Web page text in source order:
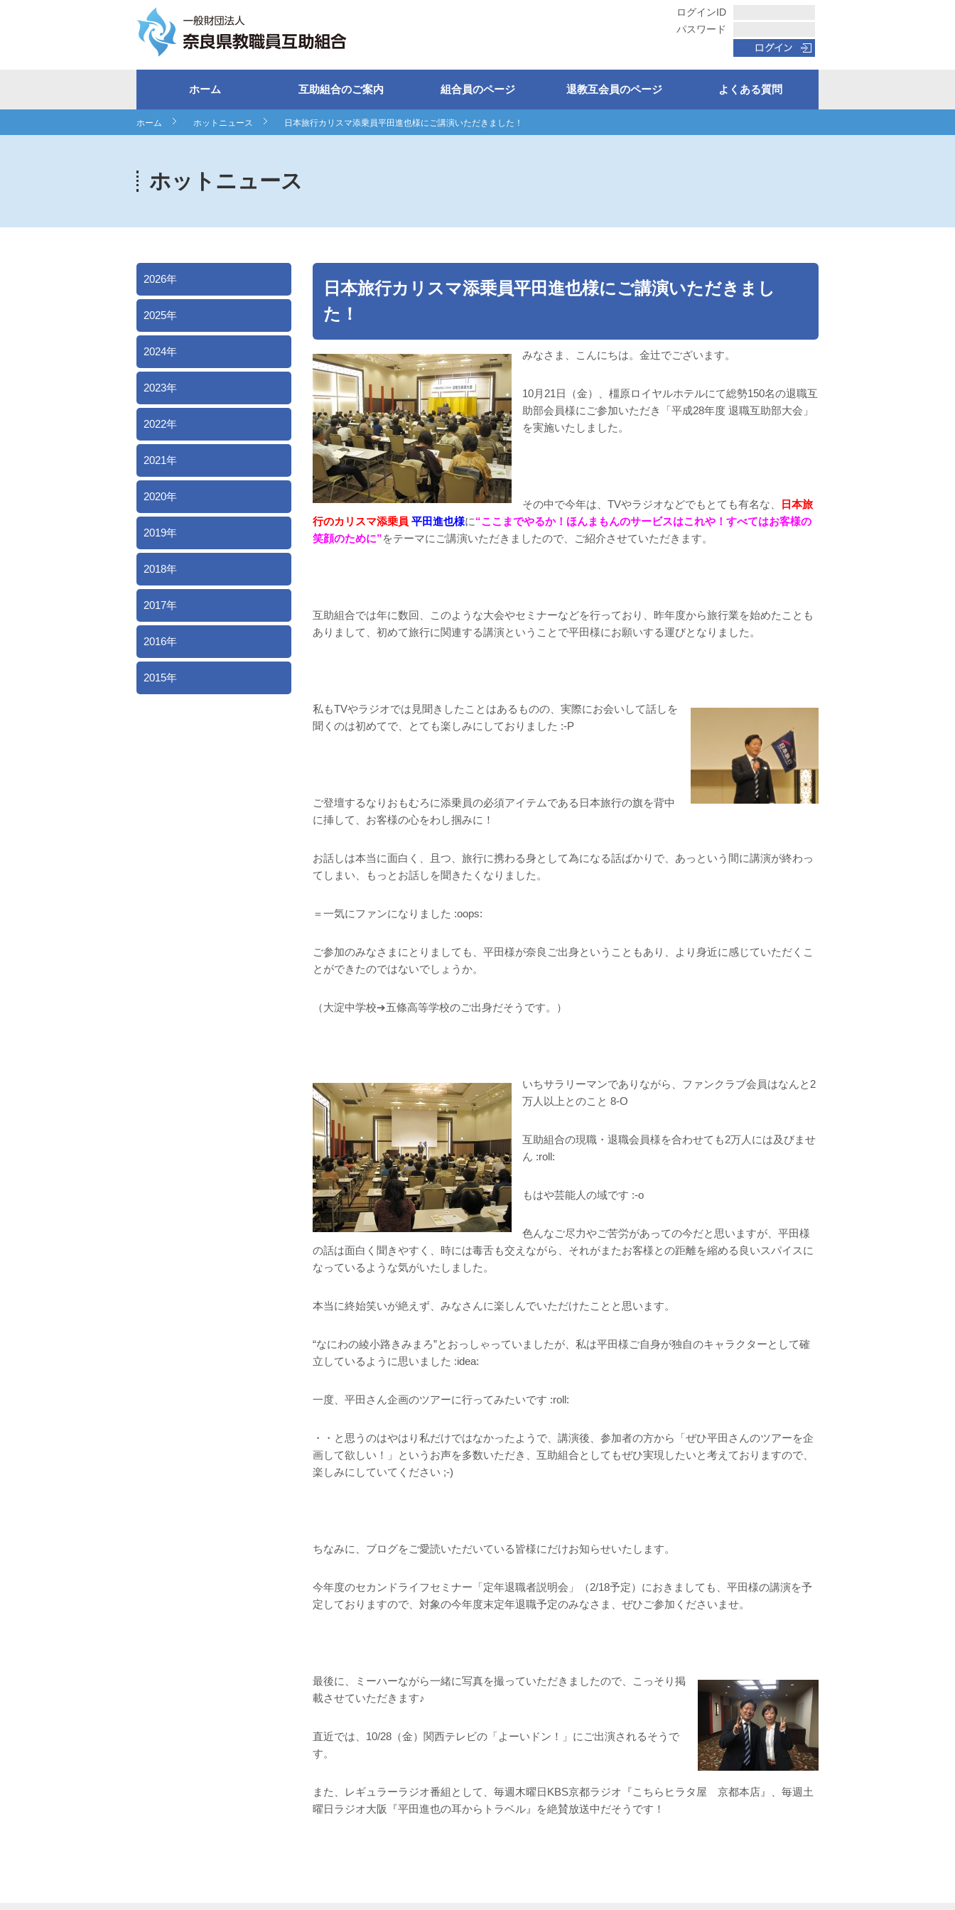
ログインID
パスワード
ホーム 互助組合のご案内 組合員のページ 退教互会員のページ よくある質問
ホーム ホットニュース 日本旅行カリスマ添乗員平田進也様にご講演いただきました！
ホットニュース
2026年
2025年
2024年
2023年
2022年
2021年
2020年
2019年
2018年
2017年
2016年
2015年
日本旅行カリスマ添乗員平田進也様にご講演いただきまし
た！
みなさま、こんにちは。金辻でございます。
10月21日（金）、橿原ロイヤルホテルにて総勢150名の退職互
助部会員様にご参加いただき「平成28年度 退職互助部大会」
を実施いたしました。
その中で今年は、TVやラジオなどでもとても有名な、
日本旅
行のカリスマ添乗員 平田進也様に“ここまでやるか！ほんまもんのサービスはこれや！すべてはお客様の
笑顔のために”をテーマにご講演いただきましたので、ご紹介させていただきます。
互助組合では年に数回、このような大会やセミナーなどを行っており、昨年度から旅行業を始めたことも
ありまして、初めて旅行に関連する講演ということで平田様にお願いする運びとなりました。
私もTVやラジオでは見聞きしたことはあるものの、実際にお会いして話しを
聞くのは初めてで、とても楽しみにしておりました :-P
ご登壇するなりおもむろに添乗員の必須アイテムである日本旅行の旗を背中
に挿して、お客様の心をわし掴みに！
お話しは本当に面白く、且つ、旅行に携わる身として為になる話ばかりで、あっという間に講演が終わっ
てしまい、もっとお話しを聞きたくなりました。
＝一気にファンになりました :oops:
ご参加のみなさまにとりましても、平田様が奈良ご出身ということもあり、より身近に感じていただくこ
とができたのではないでしょうか。
（大淀中学校➔五條高等学校のご出身だそうです。）
いちサラリーマンでありながら、ファンクラブ会員はなんと2
万人以上とのこと 8-O
互助組合の現職・退職会員様を合わせても2万人には及びませ
ん :roll:
もはや芸能人の域です :-o
色んなご尽力やご苦労があっての今だと思いますが、平田様
の話は面白く聞きやすく、時には毒舌も交えながら、それがまたお客様との距離を縮める良いスパイスに
なっているような気がいたしました。
本当に終始笑いが絶えず、みなさんに楽しんでいただけたことと思います。
“なにわの綾小路きみまろ”とおっしゃっていましたが、私は平田様ご自身が独自のキャラクターとして確
立しているように思いました :idea:
一度、平田さん企画のツアーに行ってみたいです :roll:
・・と思うのはやはり私だけではなかったようで、講演後、参加者の方から「ぜひ平田さんのツアーを企
画して欲しい！」というお声を多数いただき、互助組合としてもぜひ実現したいと考えておりますので、
楽しみにしていてください ;-)
ちなみに、ブログをご愛読いただいている皆様にだけお知らせいたします。
今年度のセカンドライフセミナー「定年退職者説明会」（2/18予定）におきましても、平田様の講演を予
定しておりますので、対象の今年度末定年退職予定のみなさま、ぜひご参加くださいませ。
最後に、ミーハーながら一緒に写真を撮っていただきましたので、こっそり掲
載させていただきます♪
直近では、10/28（金）関西テレビの「よーいドン！」にご出演されるそうで
す。
また、レギュラーラジオ番組として、毎週木曜日KBS京都ラジオ『こちらヒラタ屋 京都本店』、毎週土
曜日ラジオ大阪『平田進也の耳からトラベル』を絶賛放送中だそうです！